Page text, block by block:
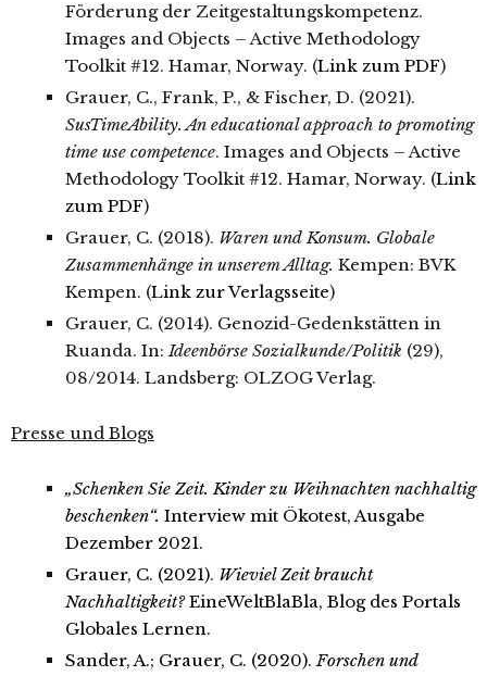
Förderung der Zeitgestaltungskompetenz.
Images and Objects – Active Methodology
Toolkit #12. Hamar, Norway. (Link zum PDF)
Grauer, C., Frank, P., & Fischer, D. (2021).
SusTimeAbility. An educational approach to promoting
time use competence. Images and Objects – Active
Methodology Toolkit #12. Hamar, Norway. (Link
zum PDF)
Grauer, C. (2018). Waren und Konsum. Globale
Zusammenhänge in unserem Alltag. Kempen: BVK
Kempen. (Link zur Verlagsseite)
Grauer, C. (2014). Genozid-Gedenkstätten in
Ruanda. In:Ideenbörse Sozialkunde/Politik (29),
08/2014. Landsberg: OLZOG Verlag.
Presse und Blogs
„Schenken Sie Zeit. Kinder zu Weihnachten nachhaltig
beschenken“. Interview mit Ökotest, Ausgabe
Dezember 2021.
Grauer, C. (2021). Wieviel Zeit braucht
Nachhaltigkeit?EineWeltBlaBla, Blog des Portals
Globales Lernen.
Sander, A.; Grauer, C. (2020).Forschen und